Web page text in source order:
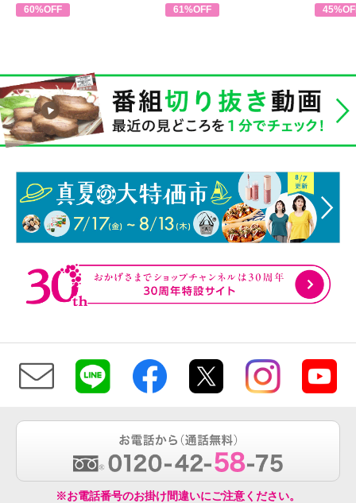
60%OFF 61%OFF
※お電話番号のお掛け間違いにご注意ください。